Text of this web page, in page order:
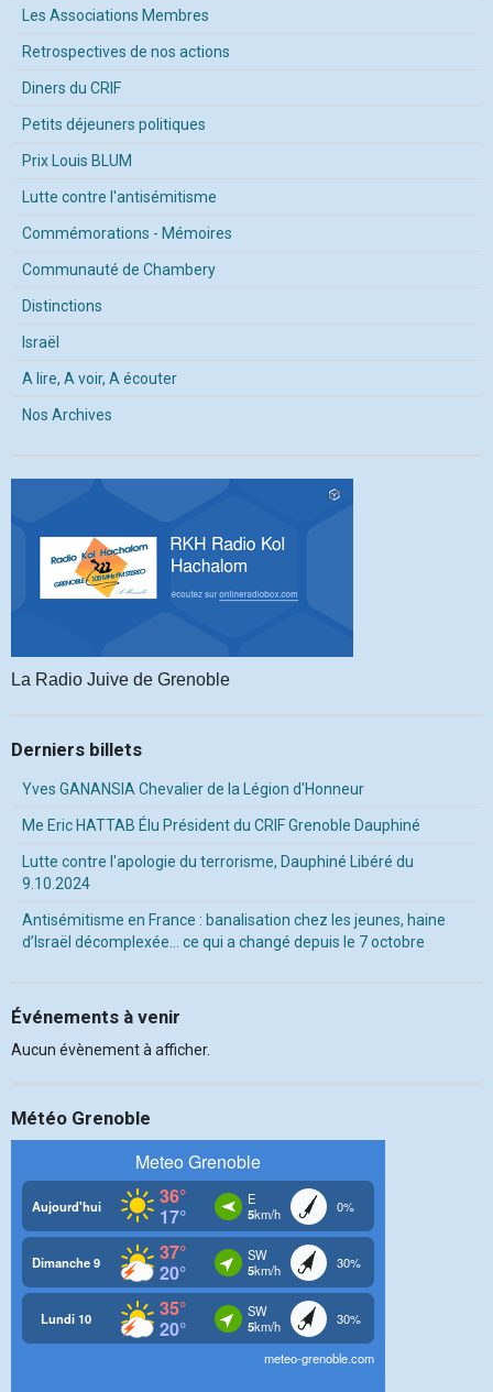
Les Associations Membres
Retrospectives de nos actions
Diners du CRIF
Petits déjeuners politiques
Prix Louis BLUM
Lutte contre l'antisémitisme
Commémorations - Mémoires
Communauté de Chambery
Distinctions
Israël
A lire, A voir, A écouter
Nos Archives
La Radio Juive de Grenoble
Derniers billets
Yves GANANSIA Chevalier de la Légion d'Honneur
Me Eric HATTAB Élu Président du CRIF Grenoble Dauphiné
Lutte contre l'apologie du terrorisme, Dauphiné Libéré du
9.10.2024
Antisémitisme en France : banalisation chez les jeunes, haine
d’Israël décomplexée… ce qui a changé depuis le 7 octobre
Événements à venir
Aucun évènement à afficher.
Météo Grenoble